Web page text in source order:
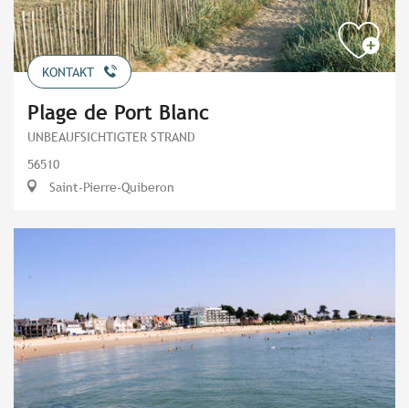
KONTAKT
Plage de Port Blanc
UNBEAUFSICHTIGTER STRAND
56510
Saint-Pierre-Quiberon